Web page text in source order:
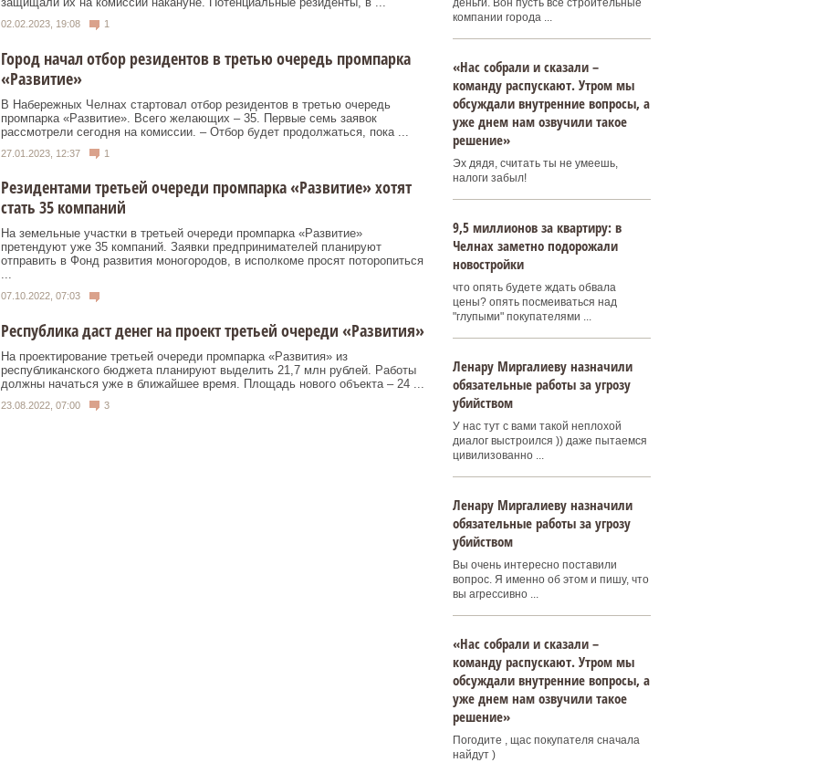
02.02.2023, 19:08 1
Город начал отбор резидентов в третью очередь промпарка
«Развитие»
В Набережных Челнах стартовал отбор резидентов в третью очередь
промпарка «Развитие». Всего желающих – 35. Первые семь заявок
рассмотрели сегодня на комиссии. – Отбор будет продолжаться, пока ...
27.01.2023, 12:37 1
Резидентами третьей очереди промпарка «Развитие» хотят
стать 35 компаний
На земельные участки в третьей очереди промпарка «Развитие»
претендуют уже 35 компаний. Заявки предпринимателей планируют
отправить в Фонд развития моногородов, в исполкоме просят поторопиться
...
07.10.2022, 07:03
Республика даст денег на проект третьей очереди «Развития»
На проектирование третьей очереди промпарка «Развития» из
республиканского бюджета планируют выделить 21,7 млн рублей. Работы
должны начаться уже в ближайшее время. Площадь нового объекта – 24 ...
23.08.2022, 07:00 3
деньги. Вон пусть все строительные
компании города ...
«Нас собрали и сказали –
команду распускают. Утром мы
обсуждали внутренние вопросы, а
уже днем нам озвучили такое
решение»
Эх дядя, считать ты не умеешь,
налоги забыл!
9,5 миллионов за квартиру: в
Челнах заметно подорожали
новостройки
что опять будете ждать обвала
цены? опять посмеиваться над
"глупыми" покупателями ...
Ленару Миргалиеву назначили
обязательные работы за угрозу
убийством
У нас тут с вами такой неплохой
диалог выстроился )) даже пытаемся
цивилизованно ...
Ленару Миргалиеву назначили
обязательные работы за угрозу
убийством
Вы очень интересно поставили
вопрос. Я именно об этом и пишу, что
вы агрессивно ...
«Нас собрали и сказали –
команду распускают. Утром мы
обсуждали внутренние вопросы, а
уже днем нам озвучили такое
решение»
Погодите , щас покупателя сначала
найдут )